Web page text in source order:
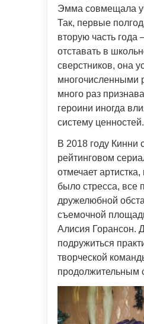
Эмма совмещала
Так, первые
вторую часть года
отставать в
сверстников, она
многочисленными
много раз
героини иногда
систему ценностей.
В 2018 году Кинни
рейтинговом
отмечает
было стресса, все
дружелюбной
съемочной
Алисия Горансон.
подружиться
творческой
продолжительным